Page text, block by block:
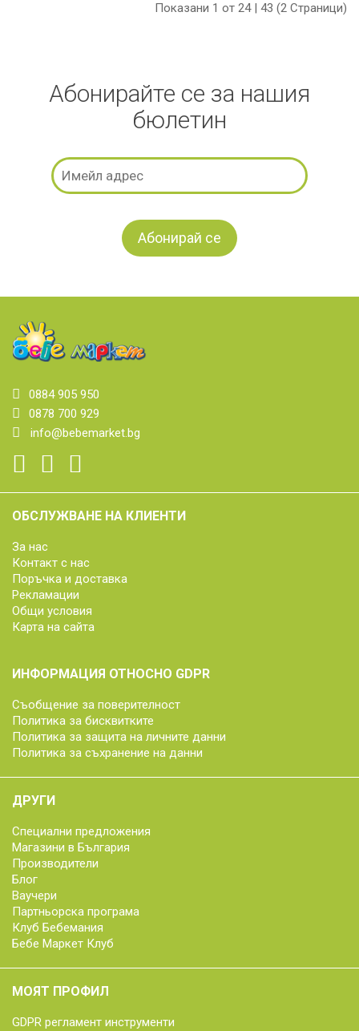
Показани 1 от 24 | 43 (2 Страници)
Абонирайте се за нашия
бюлетин
0884 905 950
0878 700 929
info@bebemarket.bg
ОБСЛУЖВАНЕ НА КЛИЕНТИ
За нас
Контакт с нас
Поръчка и доставка
Рекламации
Общи условия
Карта на сайта
ИНФОРМАЦИЯ ОТНОСНО GDPR
Съобщение за поверителност
Политика за бисквитките
Политика за защита на личните данни
Политика за съхранение на данни
ДРУГИ
Специални предложения
Магазини в България
Производители
Блог
Ваучери
Партньорска програма
Клуб Бебемания
Бебе Маркет Клуб
МОЯТ ПРОФИЛ
GDPR регламент инструменти